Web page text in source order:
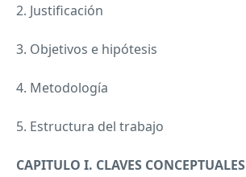
2. Justificación
3. Objetivos e hipótesis
4. Metodología
5. Estructura del trabajo
CAPITULO I. CLAVES CONCEPTUALES